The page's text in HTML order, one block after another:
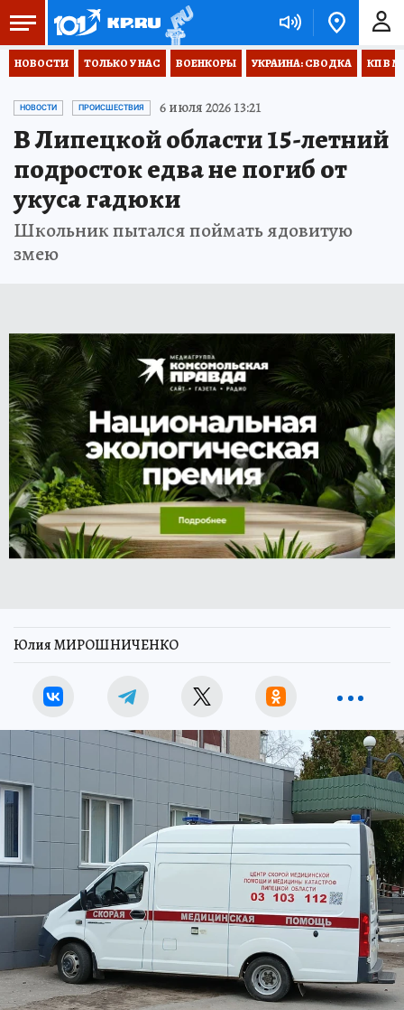
НОВОСТИ ТОЛЬКО У НАС ВОЕНКОРЫ УКРАИНА: СВОДКА КП В
НОВОСТИ ПРОИСШЕСТВИЯ 6 июля 2026 13:21
В Липецкой области 15-летний
подросток едва не погиб от
укуса гадюки
Школьник пытался поймать ядовитую
змею
Юлия МИРОШНИЧЕНКО